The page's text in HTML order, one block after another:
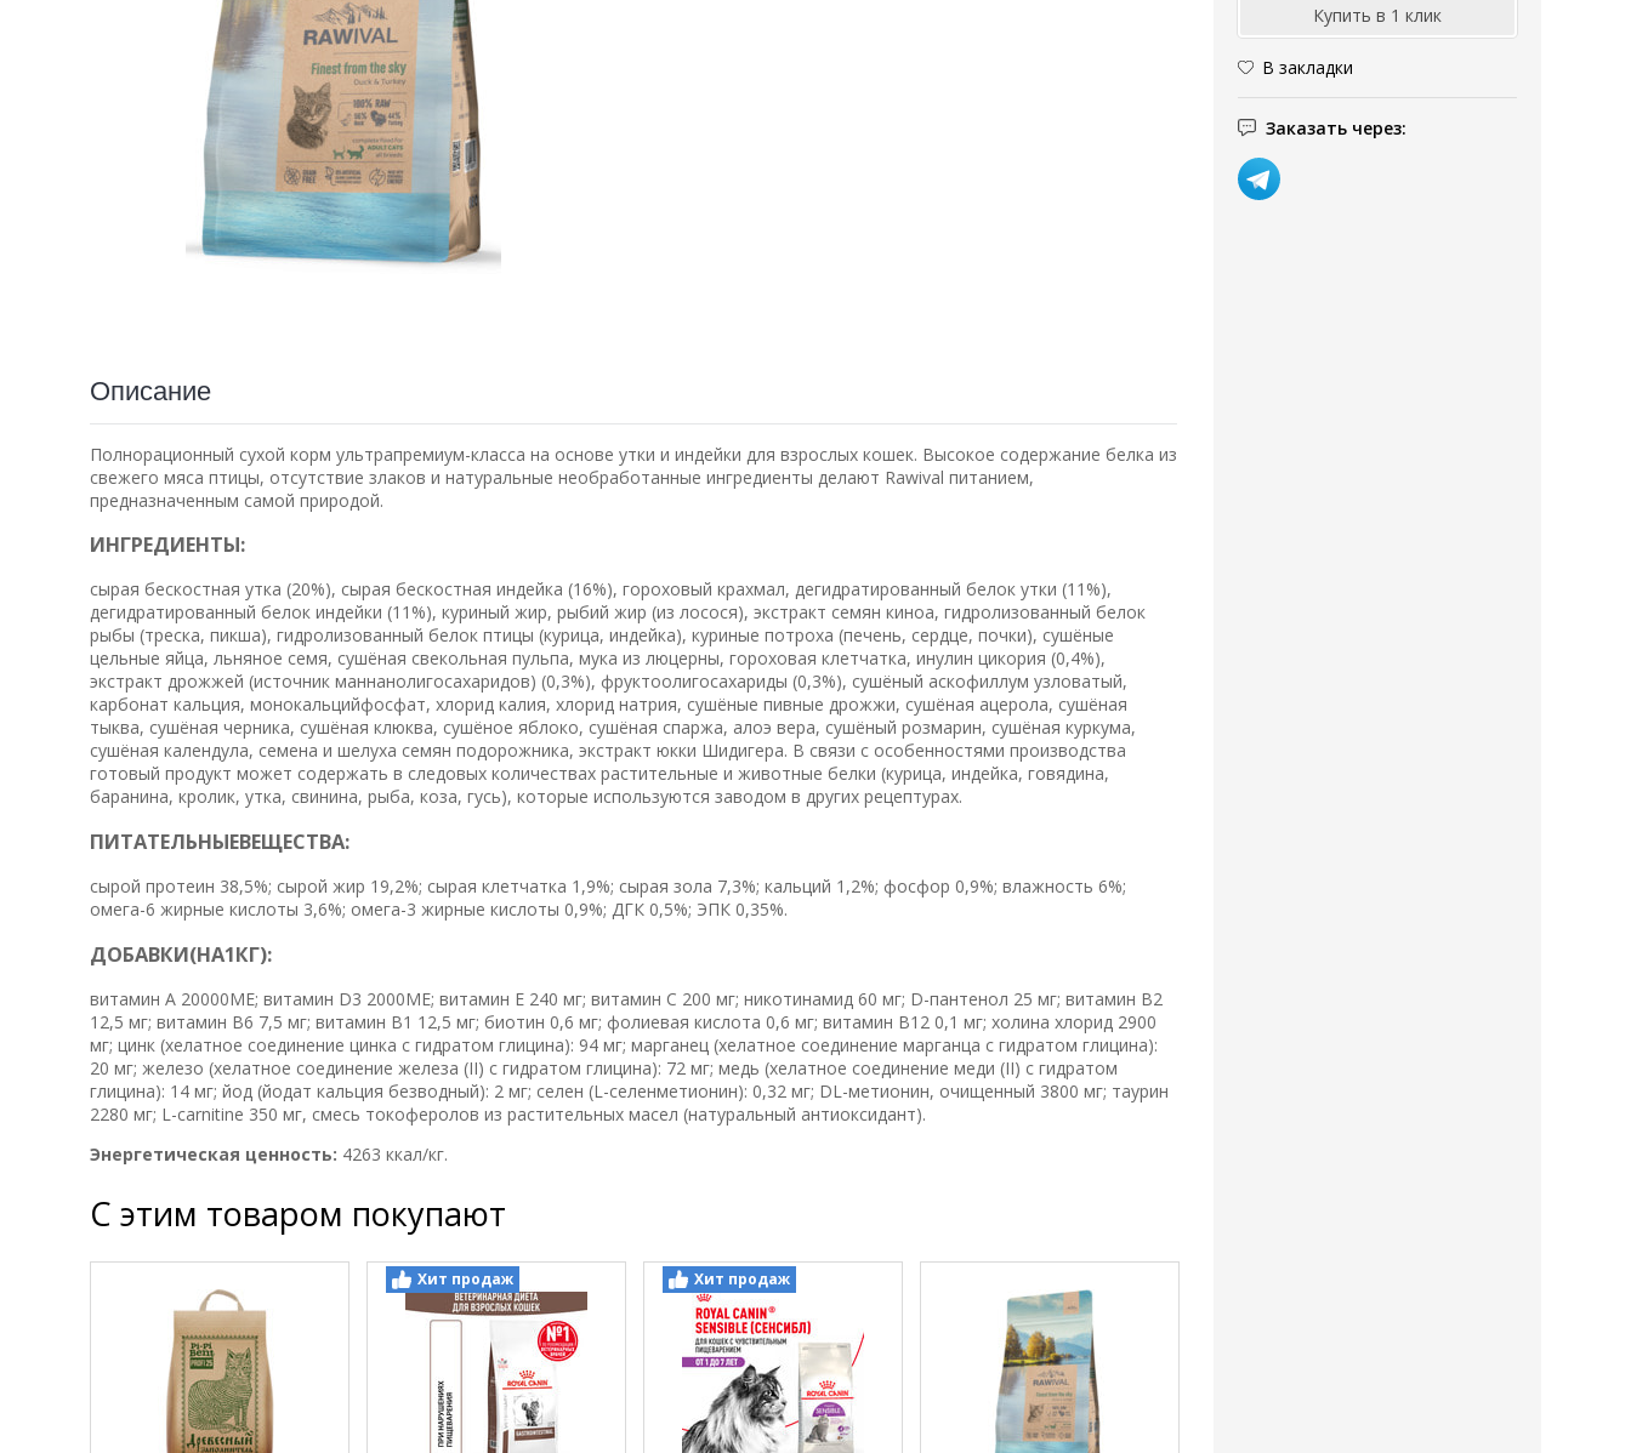
В закладки
Заказать через:
Описание
Полнорационный сухой корм ультрапремиум-класса на основе утки и индейки для взрослых кошек. Высокое содержание белка из
свежего мяса птицы, отсутствие злаков и натуральные необработанные ингредиенты делают Rawival питанием,
предназначенным самой природой.
ИНГРЕДИЕНТЫ:
сырая бескостная утка (20%), сырая бескостная индейка (16%), гороховый крахмал, дегидратированный белок утки (11%),
дегидратированный белок индейки (11%), куриный жир, рыбий жир (из лосося), экстракт семян киноа, гидролизованный белок
рыбы (треска, пикша), гидролизованный белок птицы (курица, индейка), куриные потроха (печень, сердце, почки), сушёные
цельные яйца, льняное семя, сушёная свекольная пульпа, мука из люцерны, гороховая клетчатка, инулин цикория (0,4%),
экстракт дрожжей (источник маннанолигосахаридов) (0,3%), фруктоолигосахариды (0,3%), сушёный аскофиллум узловатый,
карбонат кальция, монокальцийфосфат, хлорид калия, хлорид натрия, сушёные пивные дрожжи, сушёная ацерола, сушёная
тыква, сушёная черника, сушёная клюква, сушёное яблоко, сушёная спаржа, алоэ вера, сушёный розмарин, сушёная куркума,
сушёная календула, семена и шелуха семян подорожника, экстракт юкки Шидигера. В связи с особенностями производства
готовый продукт может содержать в следовых количествах растительные и животные белки (курица, индейка, говядина,
баранина, кролик, утка, свинина, рыба, коза, гусь), которые используются заводом в других рецептурах.
ПИТАТЕЛЬНЫЕВЕЩЕСТВА:
сырой протеин 38,5%; сырой жир 19,2%; сырая клетчатка 1,9%; сырая зола 7,3%; кальций 1,2%; фосфор 0,9%; влажность 6%;
омега-6 жирные кислоты 3,6%; омега-3 жирные кислоты 0,9%; ДГК 0,5%; ЭПК 0,35%.
ДОБАВКИ(НА1КГ):
витамин A 20000МЕ; витамин D3 2000МЕ; витамин E 240 мг; витамин C 200 мг; никотинамид 60 мг; D-пантенол 25 мг; витамин B2
12,5 мг; витамин B6 7,5 мг; витамин B1 12,5 мг; биотин 0,6 мг; фолиевая кислота 0,6 мг; витамин B12 0,1 мг; холина хлорид 2900
мг; цинк (хелатное соединение цинка с гидратом глицина): 94 мг; марганец (хелатное соединение марганца с гидратом глицина):
20 мг; железо (хелатное соединение железа (II) с гидратом глицина): 72 мг; медь (хелатное соединение меди (II) с гидратом
глицина): 14 мг; йод (йодат кальция безводный): 2 мг; селен (L-селенметионин): 0,32 мг; DL-метионин, очищенный 3800 мг; таурин
2280 мг; L-carnitine 350 мг, смесь токоферолов из растительных масел (натуральный антиоксидант).
Энергетическая ценность: 4263 ккал/кг.
С этим товаром покупают
Хит продаж Хит продаж